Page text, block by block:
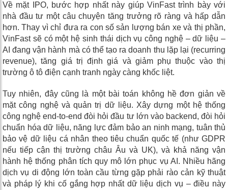
Về mặt IPO, bước hợp nhất này giúp VinFast trình bày với
nhà đầu tư một câu chuyện tăng trưởng rõ ràng và hấp dẫn
hơn. Thay vì chỉ đưa ra con số sản lượng bán xe và thị phần,
VinFast sẽ có một hệ sinh thái dịch vụ công nghệ – dữ liệu –
AI đang vận hành mà có thể tạo ra doanh thu lặp lại (recurring
revenue), tăng giá trị định giá và giảm phụ thuộc vào thị
trường ô tô điện cạnh tranh ngày càng khốc liệt.
Tuy nhiên, đây cũng là một bài toán không hề đơn giản về
mặt công nghệ và quản trị dữ liệu. Xây dựng một hệ thống
công nghệ end-to-end đòi hỏi đầu tư lớn vào backend, đòi hỏi
chuẩn hóa dữ liệu, năng lực đảm bảo an ninh mạng, tuân thủ
bảo vệ dữ liệu cá nhân theo tiêu chuẩn quốc tế (như GDPR
nếu tiếp cận thị trường châu Âu và UK), và khả năng vận
hành hệ thống phân tích quy mô lớn phục vụ AI. Nhiều hãng
dịch vụ di động lớn toàn cầu từng gặp phải rào cản kỹ thuật
và pháp lý khi cố gắng hợp nhất dữ liệu dịch vụ – điều này